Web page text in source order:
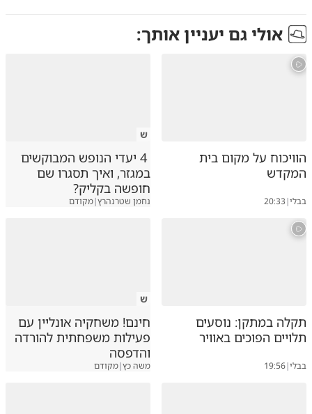
אולי גם יעניין אותך:
הוויכוח על מקום בית
המקדש
בבלי|
20:33
ש
4 יעדי הנופש המבוקשים
במגזר, ואיך תסגרו שם
חופשה בקליק?
נחמן שטרנהרץ|מקודם
תקלה במתקן: נוסעים
תלויים הפוכים באוויר
בבלי|
19:56
ש
חינם! משחקיה אונליין עם
פעילות משפחתית להורדה
והדפסה
משה כץ|מקודם